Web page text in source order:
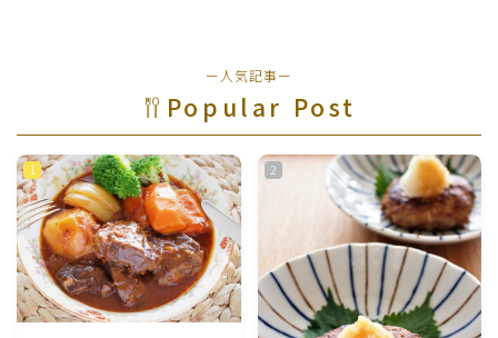
パン・パンケーキ・スコーン・食事パイ・ケークサレ・
米/ご飯料理・もち料理
麺料理(パスタ・うどん・そうめん・春雨など)
ハム・ベーコン・ソーセー・・スパム・チーズ料理
ー人気記事ー
Popular Post